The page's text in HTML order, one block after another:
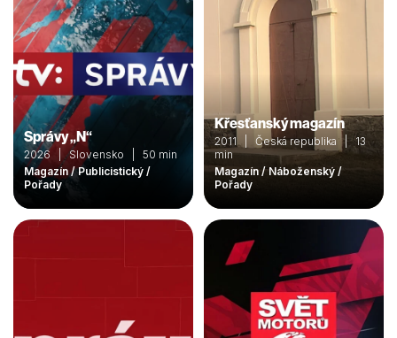
Správy „N“
2026 | Slovensko | 50 min
Magazín / Publicistický /
Pořady
Křesťanský magazín
2011 | Česká republika | 13
min
Magazín / Náboženský /
Pořady